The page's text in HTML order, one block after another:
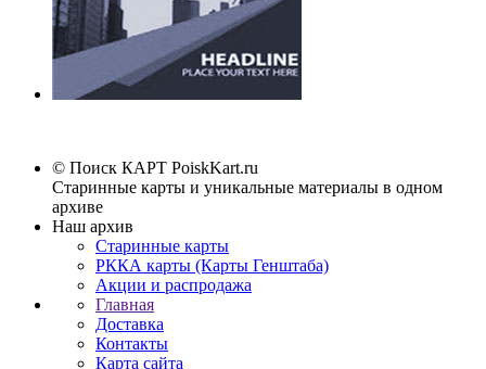
© Поиск КАРТ PoiskKart.ru
Старинные карты и уникальные материалы в одном
архиве
Наш архив
Старинные карты
РККА карты (Карты Генштаба)
Акции и распродажа
Главная
Доставка
Контакты
Карта сайта